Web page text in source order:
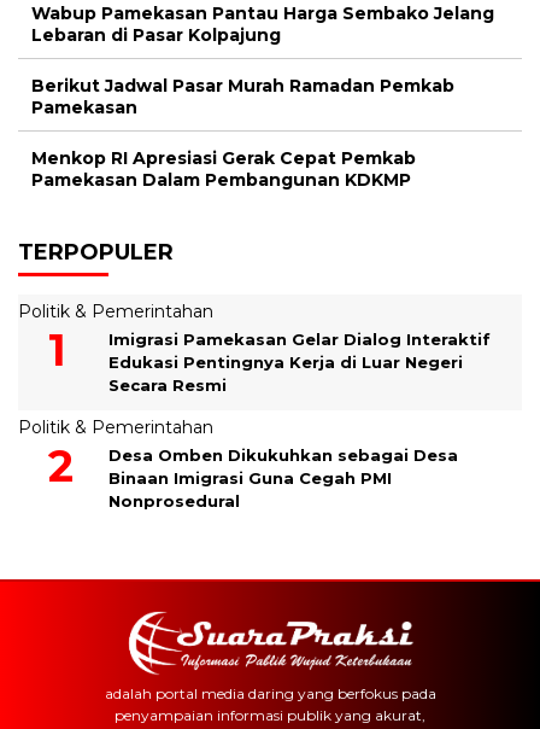
Wabup Pamekasan Pantau Harga Sembako Jelang
Lebaran di Pasar Kolpajung
Berikut Jadwal Pasar Murah Ramadan Pemkab
Pamekasan
Menkop RI Apresiasi Gerak Cepat Pemkab
Pamekasan Dalam Pembangunan KDKMP
TERPOPULER
Politik & Pemerintahan
Imigrasi Pamekasan Gelar Dialog Interaktif
Edukasi Pentingnya Kerja di Luar Negeri
Secara Resmi
Politik & Pemerintahan
Desa Omben Dikukuhkan sebagai Desa
Binaan Imigrasi Guna Cegah PMI
Nonprosedural
adalah portal media daring yang berfokus pada
penyampaian informasi publik yang akurat,